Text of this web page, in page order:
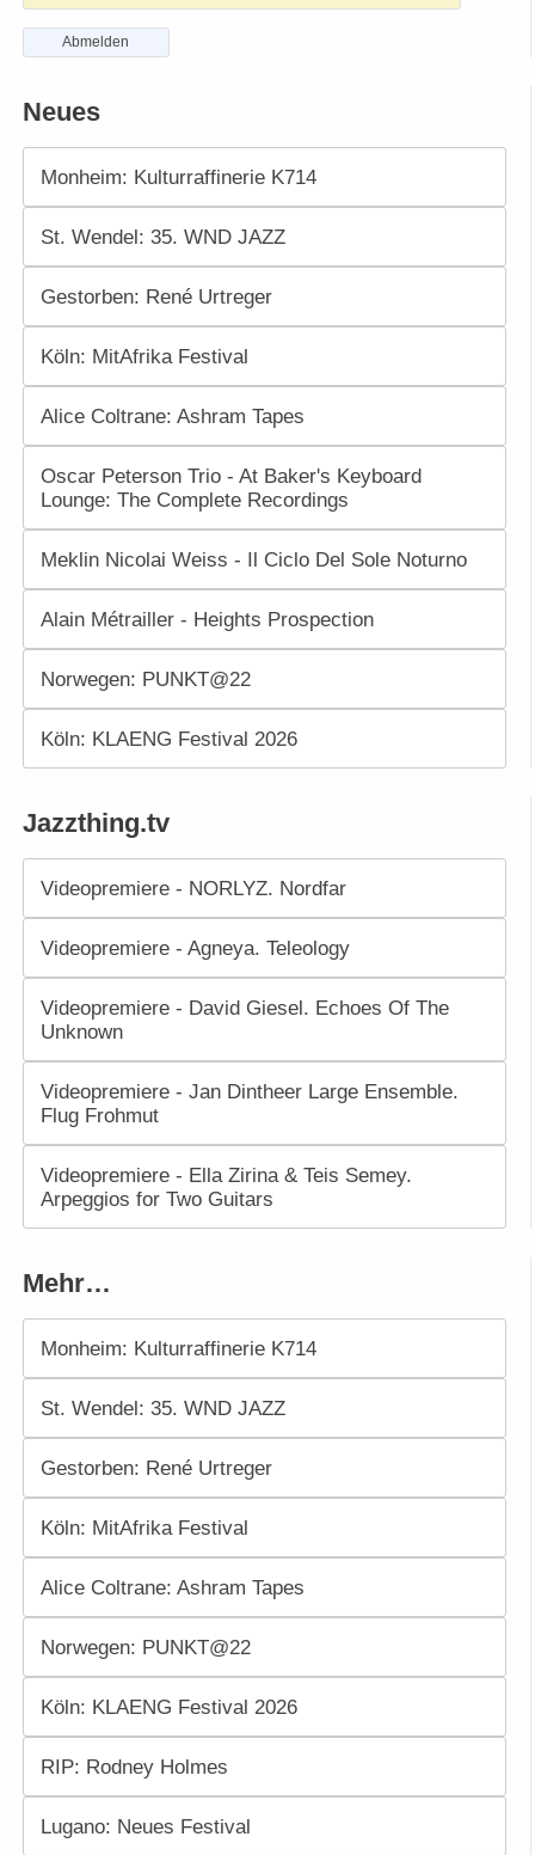
Abmelden
Neues
Monheim: Kulturraffinerie K714
St. Wendel: 35. WND JAZZ
Gestorben: René Urtreger
Köln: MitAfrika Festival
Alice Coltrane: Ashram Tapes
Oscar Peterson Trio - At Baker's Keyboard
Lounge: The Complete Recordings
Meklin Nicolai Weiss - Il Ciclo Del Sole Noturno
Alain Métrailler - Heights Prospection
Norwegen: PUNKT@22
Köln: KLAENG Festival 2026
Jazzthing.tv
Videopremiere - NORLYZ. Nordfar
Videopremiere - Agneya. Teleology
Videopremiere - David Giesel. Echoes Of The
Unknown
Videopremiere - Jan Dintheer Large Ensemble.
Flug Frohmut
Videopremiere - Ella Zirina & Teis Semey.
Arpeggios for Two Guitars
Mehr…
Monheim: Kulturraffinerie K714
St. Wendel: 35. WND JAZZ
Gestorben: René Urtreger
Köln: MitAfrika Festival
Alice Coltrane: Ashram Tapes
Norwegen: PUNKT@22
Köln: KLAENG Festival 2026
RIP: Rodney Holmes
Lugano: Neues Festival